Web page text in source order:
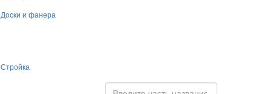
Доски и фанера
Стройка